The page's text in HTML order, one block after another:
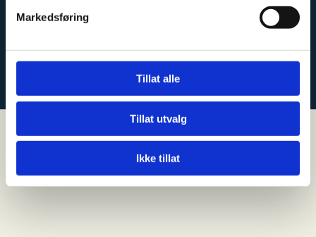
Markedsføring
Tillat alle
Tillat utvalg
Ikke tillat
NYHETER